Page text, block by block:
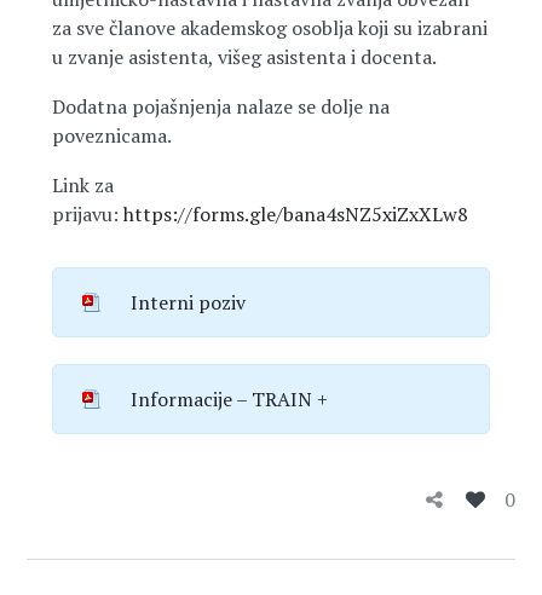
za sve članove akademskog osoblja koji su izabrani
u zvanje asistenta, višeg asistenta i docenta.
Dodatna pojašnjenja nalaze se dolje na
poveznicama.
Link za
prijavu: https://forms.gle/bana4sNZ5xiZxXLw8
Interni poziv
Informacije – TRAIN +
0